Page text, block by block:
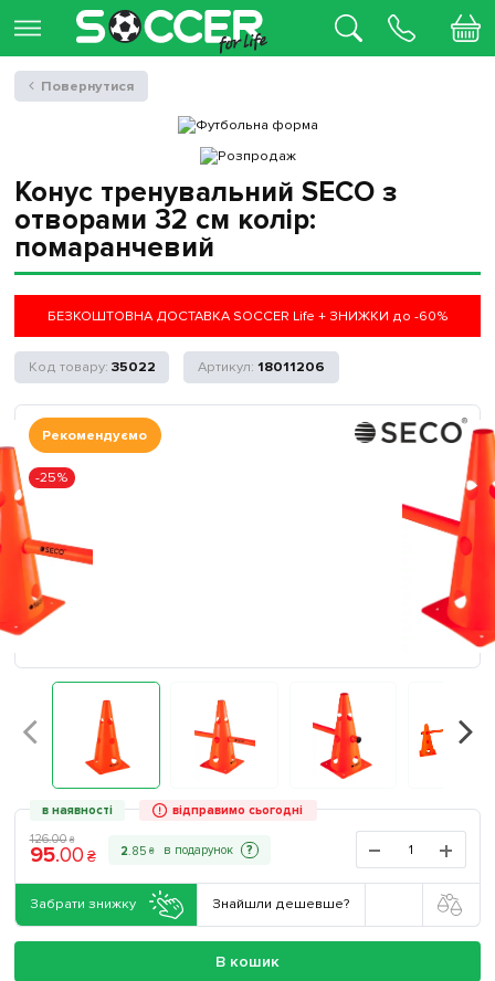
Конус тренувальний SECO з
отворами 32 см колір:
помаранчевий
БЕЗКОШТОВНА ДОСТАВКА SOCCER Life + ЗНИЖКИ до -60%
35022 18011206
Рекомендуємо
-25%
в наявності відправимо сьогодні
126.00 ₴
95.00 ₴ 2.85 ₴ ?
Забрати знижку Знайшли дешевше?
В кошик
Повернутися